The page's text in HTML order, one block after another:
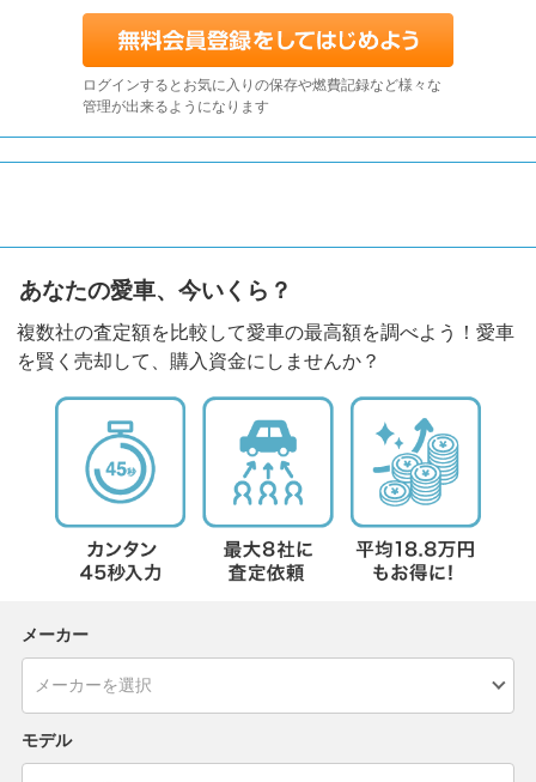
ログインするとお気に入りの保存や燃費記録など様々な
管理が出来るようになります
あなたの愛車、今いくら？
複数社の査定額を比較して愛車の最高額を調べよう！愛車
を賢く売却して、購入資金にしませんか？
メーカー
モデル